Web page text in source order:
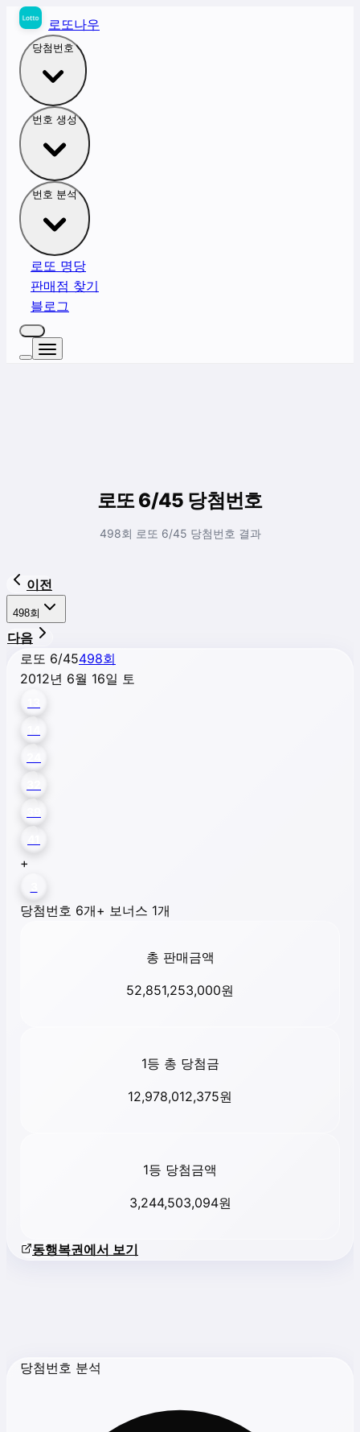
로또나우
당첨번호
번호 생성
번호 분석
로또 명당
판매점 찾기
블로그
로또 6/45 당첨번호
498회 로또 6/45 당첨번호 결과
이전
498회
다음
로또 6/45498회
2012년 6월 16일 토
+
당첨번호 6개+ 보너스 1개
총 판매금액
52,851,253,000원
1등 총 당첨금
12,978,012,375원
1등 당첨금액
3,244,503,094원
동행복권에서 보기
당첨번호 분석